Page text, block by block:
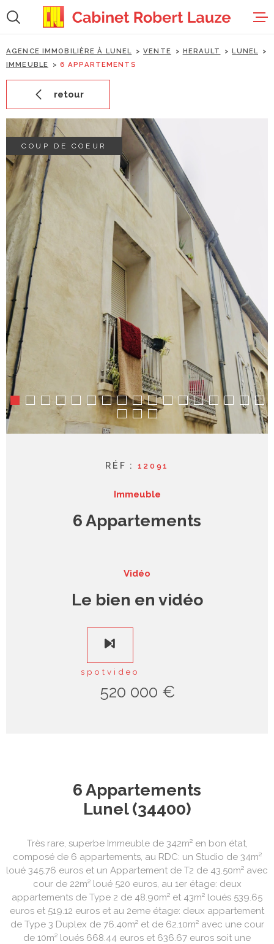
:la
recherche
au
menu
principal
au
contenu
accueil
gestion
syndic
contact
AGENCE IMMOBILIÈRE À LUNEL VENTE HERAULT
LUNEL
IMMEUBLE
6 APPARTEMENTS
retour
COUP DE COEUR
RÉF : 12091
Immeuble
6 Appartements
Vidéo
Le bien en vidéo
spotvideo
520 000 €
6 Appartements
Lunel (34400)
Très rare, superbe Immeuble de 342m² en bon état,
composé de 6 appartements, au RDC: un Studio de 34m²
loué 345.76 euros et un Appartement de T2 de 43.50m² avec
cour de 22m² loué 520 euros, au 1er étage: deux
appartements de Type 2 de 48.90m² et 43m² loués 539.65
euros et 519.12 euros et au 2eme étage: deux appartement
de Type 3 Duplex de 76.40m² et de 62.10m² avec une cour
de 10m² loués 668.44 euros et 636.67 euros soit une